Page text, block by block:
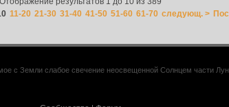
11-20 21-30 31-40 41-50 51-60 61-70 следующ. >
с Земли слабое свечение неосвещенной Солнцем части